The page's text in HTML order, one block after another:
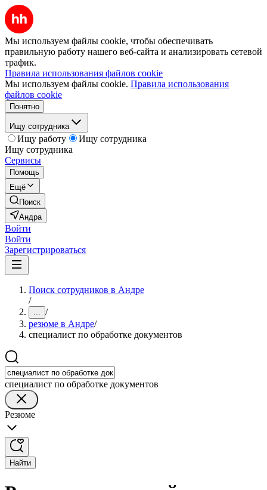
Мы используем файлы cookie, чтобы обеспечивать
правильную работу нашего веб-сайта и анализировать сетевой
трафик.
Правила использования файлов cookie
Мы используем файлы cookie. Правила использования
файлов cookie
Понятно
Ищу сотрудника
Ищу работу
Ищу сотрудника
Ищу сотрудника
Сервисы
Помощь
Ещё
Поиск
Андра
Войти
Войти
Зарегистрироваться
Поиск сотрудников в Андре
/
... /
резюме в Андре/
специалист по обработке документов
специалист по обработке документов
Резюме
Найти